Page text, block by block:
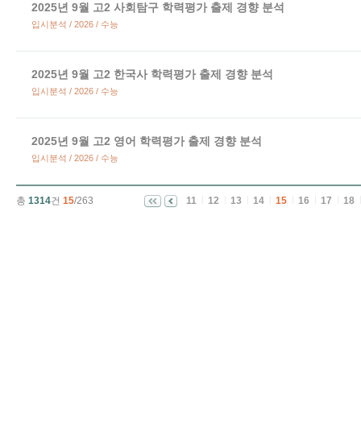
2025년 9월 고2 사회탐구 학력평가 출제 경향 분석
입시분석 / 2026 / 수능
2025년 9월 고2 한국사 학력평가 출제 경향 분석
입시분석 / 2026 / 수능
2025년 9월 고2 영어 학력평가 출제 경향 분석
입시분석 / 2026 / 수능
총 1314건 15/263 11 12 13 14 15 16 17 18